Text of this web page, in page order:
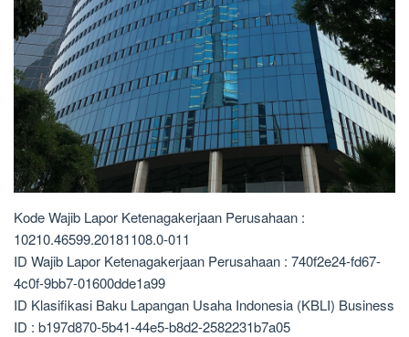
Kode Wajib Lapor Ketenagakerjaan Perusahaan :
10210.46599.20181108.0-011
ID Wajib Lapor Ketenagakerjaan Perusahaan : 740f2e24-fd67-
4c0f-9bb7-01600dde1a99
ID Klasifikasi Baku Lapangan Usaha Indonesia (KBLI) Business
ID : b197d870-5b41-44e5-b8d2-2582231b7a05